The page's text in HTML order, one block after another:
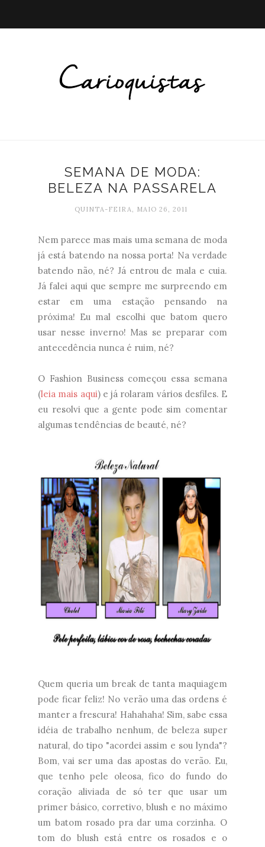
SEMANA DE MODA:
BELEZA NA PASSARELA
QUINTA-FEIRA, MAIO 26, 2011
Nem parece mas mais uma semana de moda
já está batendo na nossa porta! Na verdade
batendo não, né? Já entrou de mala e cuia.
Já falei aqui que sempre me surpreendo em
estar em uma estação pensando na
próxima! Eu mal escolhi que batom quero
usar nesse inverno! Mas se preparar com
antecedência nunca é ruim, né?
O Fashion Business começou essa semana
(leia mais aqui) e já rolaram vários desfiles. E
eu resolvi que a gente pode sim comentar
algumas tendências de beauté, né?
Quem queria um break de tanta maquiagem
pode ficar feliz! No verão uma das ordens é
manter a frescura! Hahahaha! Sim, sabe essa
idéia de trabalho nenhum, de beleza super
natural, do tipo "acordei assim e sou lynda"?
Bom, vai ser uma das apostas do verão. Eu,
que tenho pele oleosa, fico do fundo do
coração aliviada de só ter que usar um
primer básico, corretivo, blush e no máximo
um batom rosado pra dar uma corzinha. O
tom do blush está entre os rosados e o